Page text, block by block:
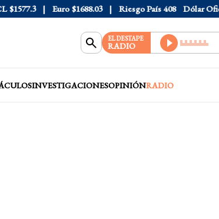
Euro $1688.03 Riesgo País 408 Dólar Oficial
EL DESTAPE
RADIO
INVESTIGACIONESOPINIÓNRADIO